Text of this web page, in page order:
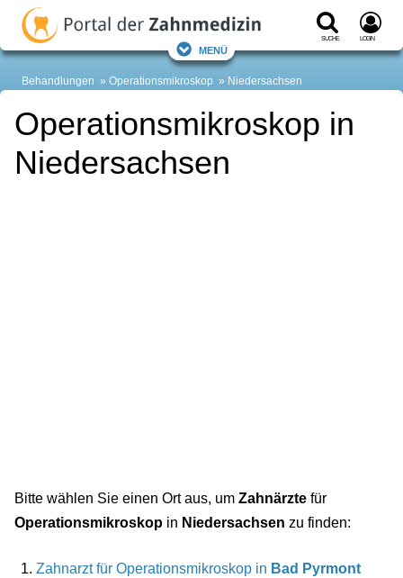
Suche Login
Menü
Behandlungen Operationsmikroskop Niedersachsen
Operationsmikroskop in
Niedersachsen
Bitte wählen Sie einen Ort aus, um Zahnärzte für
Operationsmikroskop in Niedersachsen zu finden:
Zahnarzt für Operationsmikroskop in Bad Pyrmont